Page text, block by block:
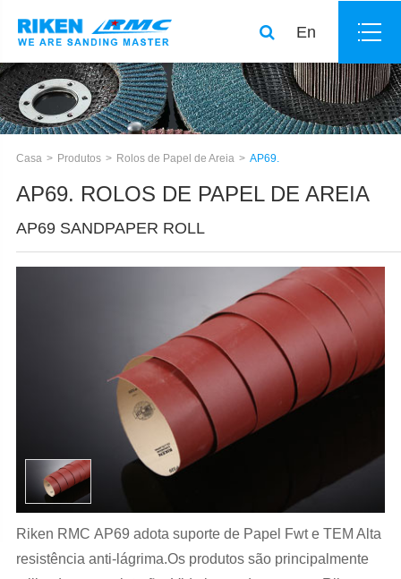
En
Casa Produtos Rolos de Papel de Areia AP69.
AP69. ROLOS DE PAPEL DE AREIA
AP69 SANDPAPER ROLL
Riken RMC AP69 adota suporte de Papel Fwt e TEM Alta
resistência anti-lágrima.Os produtos são principalmente